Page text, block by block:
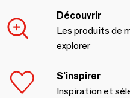
Découvrir
Les produits de
explorer
S'inspirer
Inspiration et